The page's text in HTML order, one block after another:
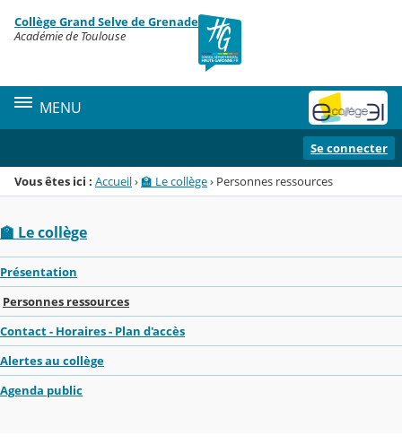
Menu de la rubrique
Contenu
Collège Grand Selve de Grenade
Académie de Toulouse
MENU
Se connecter
Vous êtes ici : Accueil›🏫 Le collège› Personnes ressources
🏫 Le collège
Présentation
Personnes ressources
Contact - Horaires - Plan d'accès
Alertes au collège
Agenda public